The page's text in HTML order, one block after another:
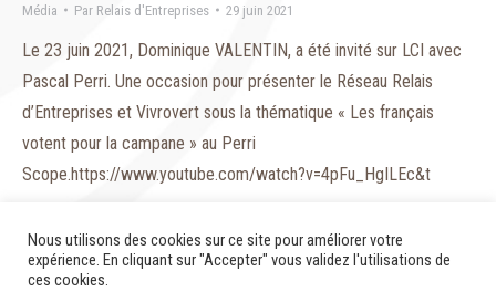
Média Par Relais d'Entreprises 29 juin 2021
Le 23 juin 2021, Dominique VALENTIN, a été invité sur LCI avec
Pascal Perri. Une occasion pour présenter le Réseau Relais
d’Entreprises et Vivrovert sous la thématique « Les français
votent pour la campane » au Perri
Scope.https://www.youtube.com/watch?v=4pFu_HgILEc&t
Nous utilisons des cookies sur ce site pour améliorer votre
expérience. En cliquant sur "Accepter" vous validez l'utilisations de
ces cookies.